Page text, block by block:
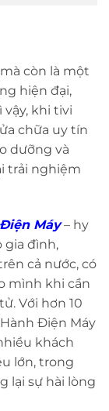
còn là một
hiện đại,
khi tivi
chữa uy tín
dưỡng và
trải nghiệm
Máy – hy
gia đình,
cả nước, có
mình khi cần
Với hơn 10
Điện Máy
khách
lớn, trong
lại sự hài lòng